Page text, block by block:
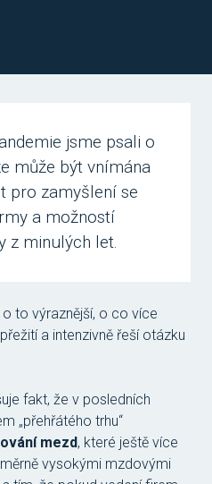
jsme psali o
může být vnímána
pro zamyšlení se
a možností
z minulých let.
to výraznější, o co více
a intenzivně řeší otázku
fakt, že v posledních
„přehřátého trhu“
mezd, které ještě více
vysokými mzdovými